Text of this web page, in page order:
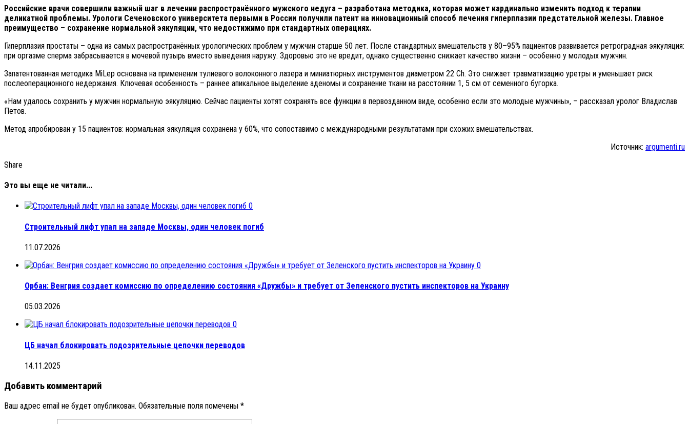
Российские врачи совершили важный шаг в лечении распространённого мужского недуга – разработана методика, которая может кардинально изменить подход к терапии
деликатной проблемы. Урологи Сеченовского университета первыми в России получили патент на инновационный способ лечения гиперплазии предстательной железы. Главное
преимущество – сохранение нормальной эякуляции, что недостижимо при стандартных операциях.
Гиперплазия простаты – одна из самых распространённых урологических проблем у мужчин старше 50 лет. После стандартных вмешательств у 80–95% пациентов развивается ретроградная эякуляция:
при оргазме сперма забрасывается в мочевой пузырь вместо выведения наружу. Здоровью это не вредит, однако существенно снижает качество жизни – особенно у молодых мужчин.
Запатентованная методика MiLep основана на применении тулиевого волоконного лазера и миниатюрных инструментов диаметром 22 Ch. Это снижает травматизацию уретры и уменьшает риск
послеоперационного недержания. Ключевая особенность – раннее апикальное выделение аденомы и сохранение ткани на расстоянии 1, 5 см от семенного бугорка.
«Нам удалось сохранить у мужчин нормальную эякуляцию. Сейчас пациенты хотят сохранять все функции в первозданном виде, особенно если это молодые мужчины», – рассказал уролог Владислав
Петов.
Метод апробирован у 15 пациентов: нормальная эякуляция сохранена у 60%, что сопоставимо с международными результатами при схожих вмешательствах.
Источник: argumenti.ru
Share
Это вы еще не читали...
0
Строительный лифт упал на западе Москвы, один человек погиб
11.07.2026
0
Орбан: Венгрия создает комиссию по определению состояния «Дружбы» и требует от Зеленского пустить инспекторов на Украину
05.03.2026
0
ЦБ начал блокировать подозрительные цепочки переводов
14.11.2025
Добавить комментарий
Ваш адрес email не будет опубликован. Обязательные поля помечены *